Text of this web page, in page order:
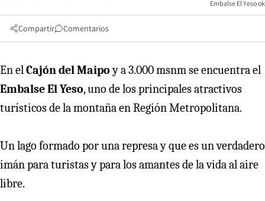
Embalse El Yeso ok
Compartir Comentarios
En elCajón del Maipoy a 3.000 msnm se encuentra el
Embalse El Yeso, uno de los principales atractivos
turísticos de la montaña en Región Metropolitana.
Un lago formado por una represa y que es un verdadero
imán para turistas y para los amantes de la vida al aire
libre.